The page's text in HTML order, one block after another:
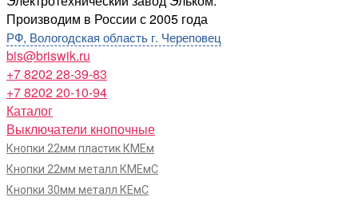
Производим в России с 2005 года
РФ, Вологодская область г. Череповец
bis@briswik.ru
+7 8202 28-39-83
+7 8202 20-10-94
Каталог
Выключатели кнопочные
Кнопки 22мм пластик КМЕм
Кнопки 22мм металл КМЕмС
Кнопки 30мм металл КЕмС